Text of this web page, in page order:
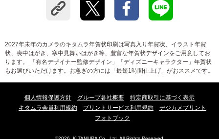
2027年未年のカメラのキタムラ年賀状印刷は写真入り年賀状、イラスト年賀
状、喪中はがき、寒中見舞いはがき等、豊富な年賀状デザインをご用意してお
ります。 「有名デザイナー監修デザイン」「ディズニーキャラクター」年賀状
もお選びいただけます。お急ぎの方には「最短1時間仕上げ」がおススメです。
個人情報保護方針 グループ各社概要
特定商取引に基づく表示
キタムラ会員利用規約
プリントサービス利用規約
デジカメプリント
フォトブック